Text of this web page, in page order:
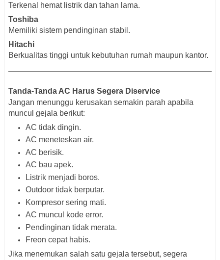
Terkenal hemat listrik dan tahan lama.
Toshiba
Memiliki sistem pendinginan stabil.
Hitachi
Berkualitas tinggi untuk kebutuhan rumah maupun kantor.
Tanda-Tanda AC Harus Segera Diservice
Jangan menunggu kerusakan semakin parah apabila
muncul gejala berikut:
AC tidak dingin.
AC meneteskan air.
AC berisik.
AC bau apek.
Listrik menjadi boros.
Outdoor tidak berputar.
Kompresor sering mati.
AC muncul kode error.
Pendinginan tidak merata.
Freon cepat habis.
Jika menemukan salah satu gejala tersebut, segera